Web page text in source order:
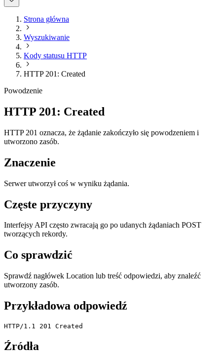
Strona główna
Wyszukiwanie
Kody statusu HTTP
HTTP 201: Created
Powodzenie
HTTP 201: Created
HTTP 201 oznacza, że żądanie zakończyło się powodzeniem i
utworzono zasób.
Znaczenie
Serwer utworzył coś w wyniku żądania.
Częste przyczyny
Interfejsy API często zwracają go po udanych żądaniach POST
tworzących rekordy.
Co sprawdzić
Sprawdź nagłówek Location lub treść odpowiedzi, aby znaleźć
utworzony zasób.
Przykładowa odpowiedź
HTTP/1.1 201 Created
Źródła